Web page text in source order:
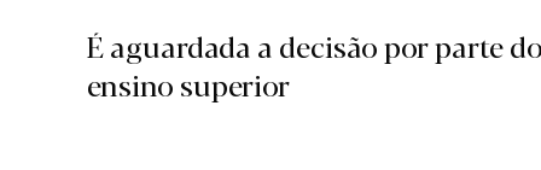
É aguardada a decisão por parte
ensino superior